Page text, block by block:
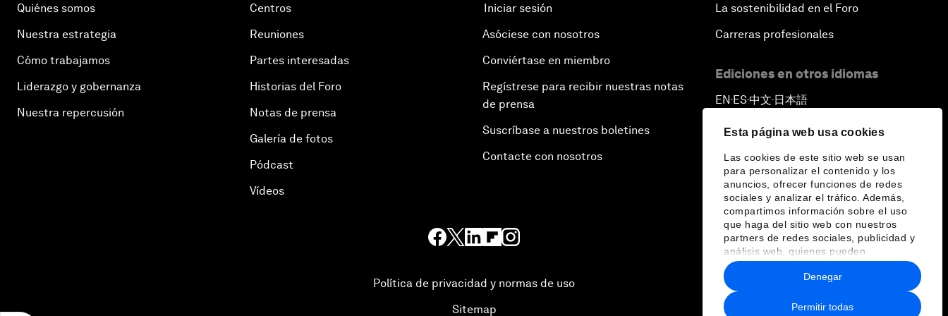
Esta página web usa cookies
Las cookies de este sitio web se usan
para personalizar el contenido y los
anuncios, ofrecer funciones de redes
sociales y analizar el tráfico. Además,
compartimos información sobre el uso
que haga del sitio web con nuestros
partners de redes sociales, publicidad y
análisis web, quienes pueden
combinarla con otra información que les
haya proporcionado o que hayan
recopilado a partir del uso que haya
hecho de sus servicios.
Permitir todas
Denegar
Quiénes somos
Nuestra estrategia
Cómo trabajamos
Liderazgo y gobernanza
Nuestra repercusión
Centros
Reuniones
Partes interesadas
Historias del Foro
Notas de prensa
Galería de fotos
Pódcast
Vídeos
Iniciar sesión
Asóciese con nosotros
Conviértase en miembro
Regístrese para recibir nuestras notas
de prensa
Suscríbase a nuestros boletines
Contacte con nosotros
La sostenibilidad en el Foro
Carreras profesionales
Ediciones en otros idiomas
EN ▪ ES▪中文▪ 日本語
Política de privacidad y normas de uso
Sitemap